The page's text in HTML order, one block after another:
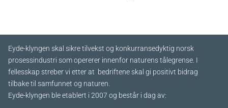
Eyde-klyngen skal sikre tilvekst og konkurransedyktig norsk
prosessindustri som opererer innenfor naturens tålegrense. I
fellesskap streber vi etter at bedriftene skal gi positivt bidrag
tilbake til samfunnet og naturen.
Eyde-klyngen ble etablert i 2007 og består i dag av: